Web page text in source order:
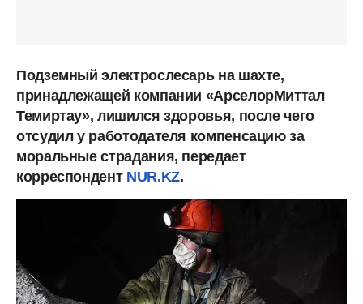
Подземный электрослесарь на шахте,
принадлежащей компании «АрселорМиттал
Темиртау», лишился здоровья, после чего
отсудил у работодателя компенсацию за
моральные страдания, передает
корреспондент NUR.KZ.